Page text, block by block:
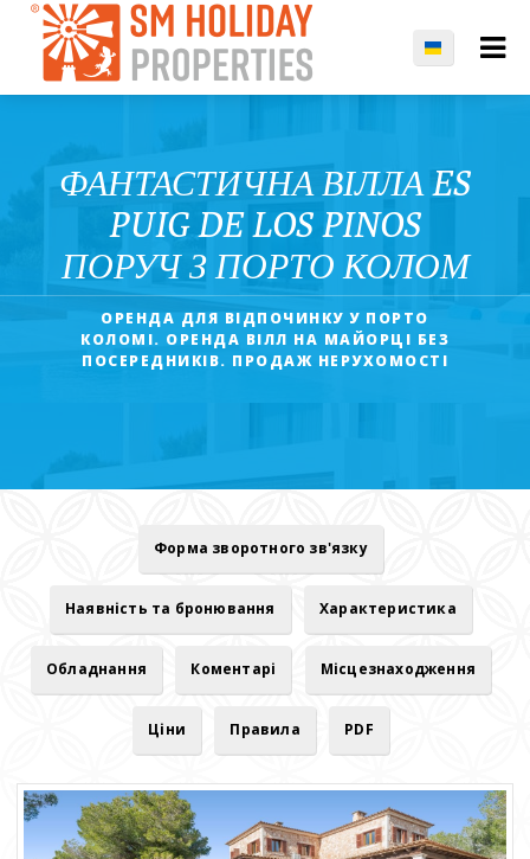
ФАНТАСТИЧНА ВІЛЛА ES
PUIG DE LOS PINOS
ПОРУЧ З ПОРТО КОЛОМ
ОРЕНДА ДЛЯ ВІДПОЧИНКУ У ПОРТО
КОЛОМI. ОРЕНДА ВІЛЛ HA МАЙОРЦІ БЕЗ
ПОСЕРЕДНИКІВ. ПРОДАЖ НЕРУХОМОСТІ
Форма зворотного зв'язку
Наявність та бронювання Характеристика
Обладнання Коментарі Місцезнаходження
Ціни Правила PDF